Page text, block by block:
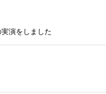
演をしました